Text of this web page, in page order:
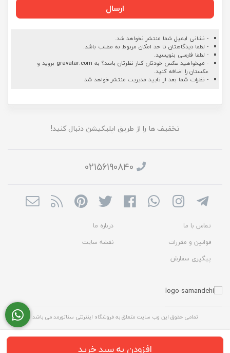
افزودن به سبد خرید
ارسال
- نشانی ایمیل شما منتشر نخواهد شد.
- لطفا دیدگاهتان تا حد امکان مربوط به مطلب باشد.
- لطفا فارسی بنویسید.
- میخواهید عکس خودتان کنار نظرتان باشد؟ به gravatar.com بروید و
عکستان را اضافه کنید.
- نظرات شما بعد از تایید مدیریت منتشر خواهد شد
تخفیف ها را از طریق اپلیکیشن دنبال کنید!
02156190840
تماس با ما
درباره ما
قوانین و مقررات
نقشه سایت
پیگیری سفارش
تمامی حقوق این وب سایت متعلق به فروشگاه اینترنتی سناتورمد می باشد